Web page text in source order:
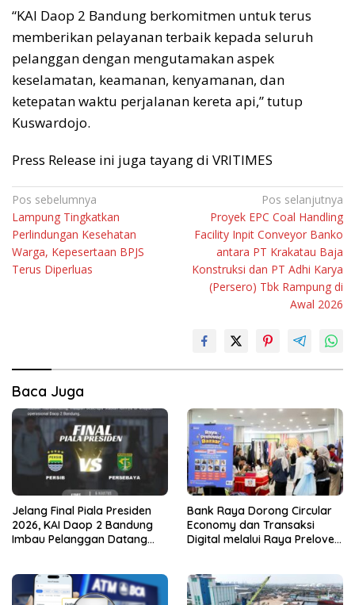
“KAI Daop 2 Bandung berkomitmen untuk terus
memberikan pelayanan terbaik kepada seluruh
pelanggan dengan mengutamakan aspek
keselamatan, keamanan, kenyamanan, dan
ketepatan waktu perjalanan kereta api,” tutup
Kuswardojo.
Press Release ini juga tayang di VRITIMES
Navigasi
pos
Pos sebelumnya
Lampung Tingkatkan
Perlindungan Kesehatan
Warga, Kepesertaan BPJS
Terus Diperluas
Pos selanjutnya
Proyek EPC Coal Handling
Facility Inpit Conveyor Banko
antara PT Krakatau Baja
Konstruksi dan PT Adhi Karya
(Persero) Tbk Rampung di
Awal 2026
Baca Juga
Jelang Final Piala Presiden
2026, KAI Daop 2 Bandung
Imbau Pelanggan Datang
Bank Raya Dorong Circular
Economy dan Transaksi
Digital melalui Raya Preloved